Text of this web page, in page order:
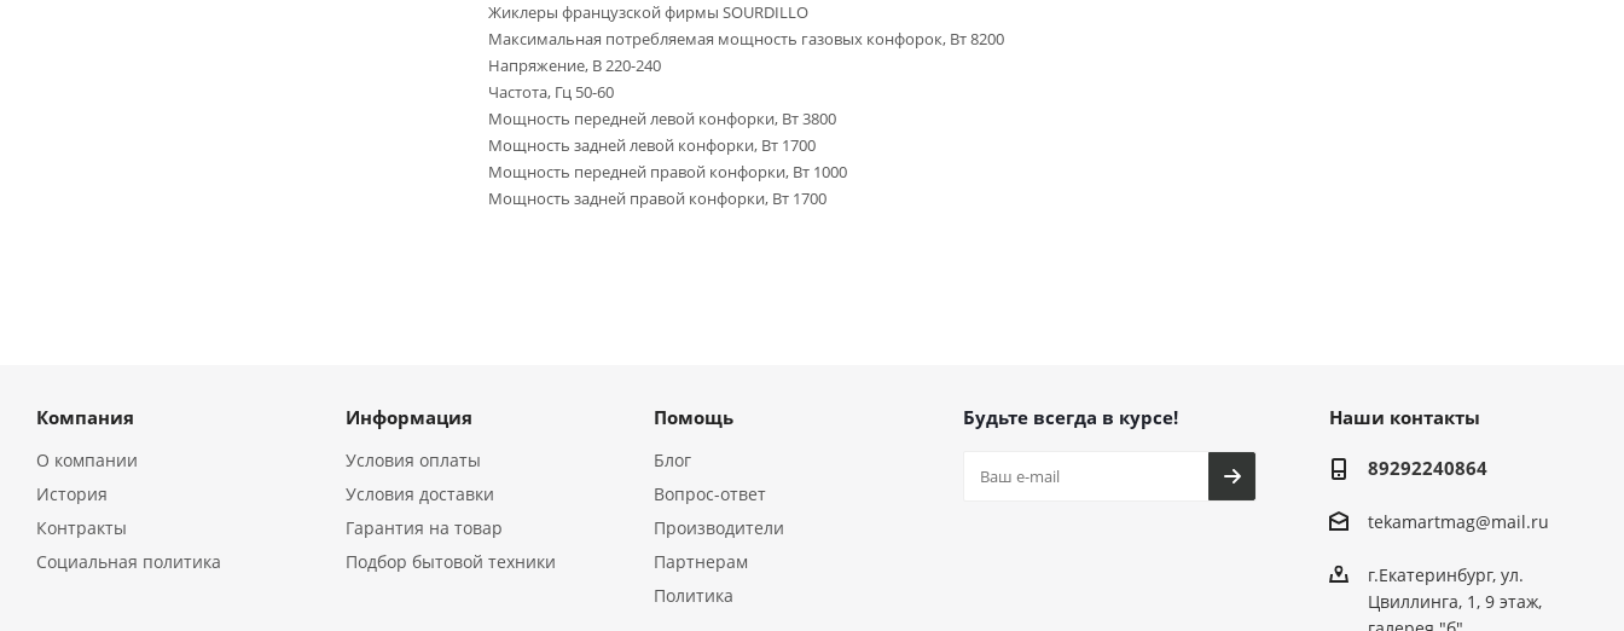
Жиклеры французской фирмы SOURDILLO
Максимальная потребляемая мощность газовых конфорок, Вт 8200
Напряжение, В 220-240
Частота, Гц 50-60
Мощность передней левой конфорки, Вт 3800
Мощность задней левой конфорки, Вт 1700
Мощность передней правой конфорки, Вт 1000
Мощность задней правой конфорки, Вт 1700
Компания
О компании
История
Контракты
Социальная политика
Информация
Условия оплаты
Условия доставки
Гарантия на товар
Подбор бытовой техники
Помощь
Блог
Вопрос-ответ
Производители
Партнерам
Политика
Будьте всегда в курсе! Наши контакты
89292240864
tekamartmag@mail.ru
г.Екатеринбург, ул.
Цвиллинга, 1, 9 этаж,